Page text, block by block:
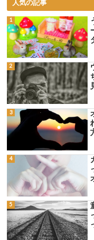
人気の記事